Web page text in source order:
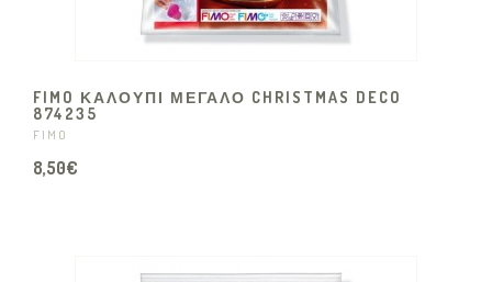
FIMO ΚΑΛΟΥΠΙ ΜΕΓΑΛΟ CHRISTMAS DECO
874235
FIMO
8,50€